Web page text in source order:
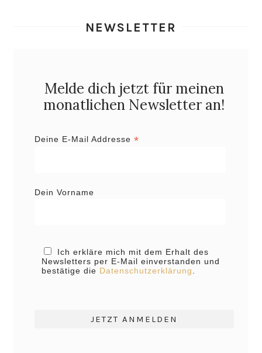
NEWSLETTER
Melde dich jetzt für meinen
monatlichen Newsletter an!
Deine E-Mail Addresse *
Dein Vorname
Ich erkläre mich mit dem Erhalt des
Newsletters per E-Mail einverstanden und
bestätige die Datenschutzerklärung.